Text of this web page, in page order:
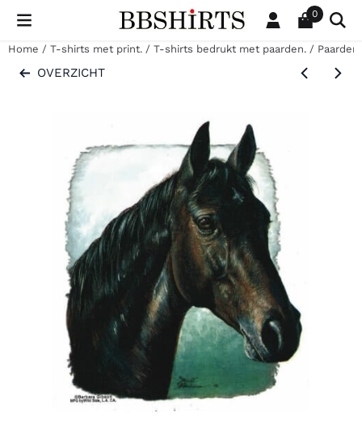
Cookievoorkeuren zijn beschikbaar. Kies instellingen of sta
0
Home / T-shirts met print. / T-shirts bedrukt met paarden. /
OVERZICHT